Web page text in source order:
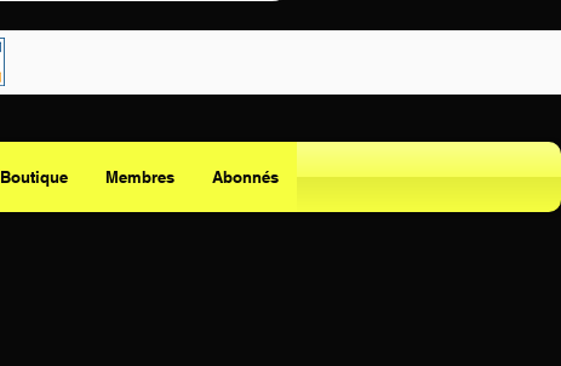
Boutique Membres Abonnés